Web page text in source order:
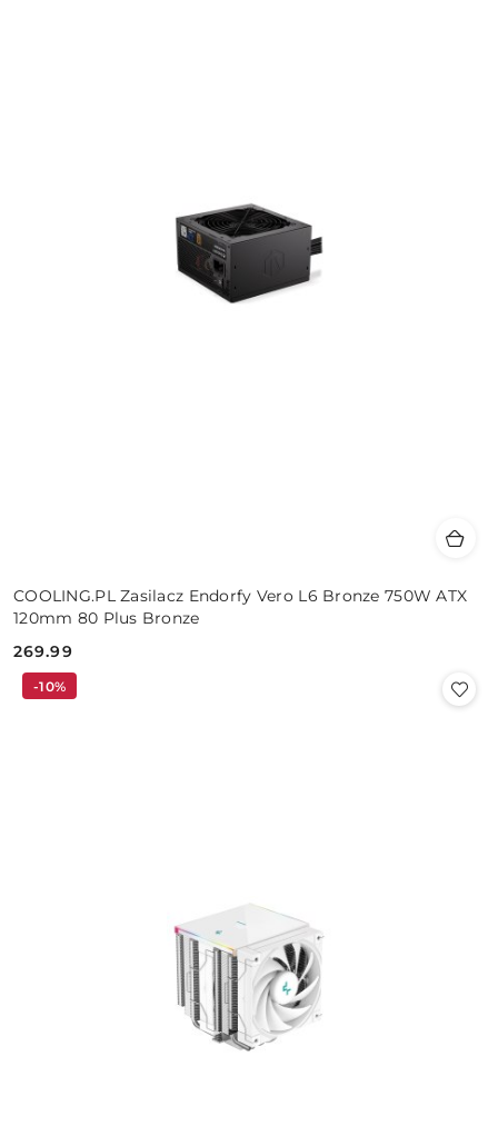
COOLING.PL Zasilacz Endorfy Vero L6 Bronze 750W ATX
120mm 80 Plus Bronze
Cena:
269.99
-10%